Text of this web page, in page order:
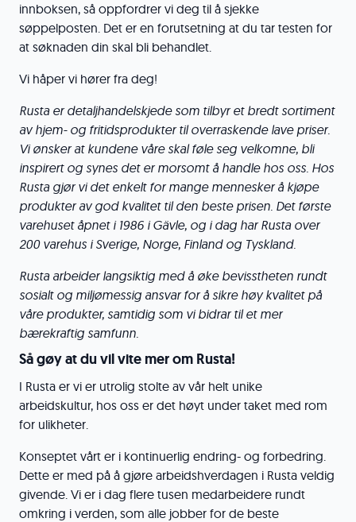
innboksen, så oppfordrer vi deg til å sjekke
søppelposten. Det er en forutsetning at du tar testen for
at søknaden din skal bli behandlet.
Vi håper vi hører fra deg!
Rusta er detaljhandelskjede som tilbyr et bredt sortiment
av hjem- og fritidsprodukter til overraskende lave priser.
Vi ønsker at kundene våre skal føle seg velkomne, bli
inspirert og synes det er morsomt å handle hos oss. Hos
Rusta gjør vi det enkelt for mange mennesker å kjøpe
produkter av god kvalitet til den beste prisen. Det første
varehuset åpnet i 1986 i Gävle, og i dag har Rusta over
200 varehus i Sverige, Norge, Finland og Tyskland.
Rusta arbeider langsiktig med å øke bevisstheten rundt
sosialt og miljømessig ansvar for å sikre høy kvalitet på
våre produkter, samtidig som vi bidrar til et mer
bærekraftig samfunn.
Så gøy at du vil vite mer om Rusta!
I Rusta er vi er utrolig stolte av vår helt unike
arbeidskultur, hos oss er det høyt under taket med rom
for ulikheter.
Konseptet vårt er i kontinuerlig endring- og forbedring.
Dette er med på å gjøre arbeidshverdagen i Rusta veldig
givende. Vi er i dag flere tusen medarbeidere rundt
omkring i verden, som alle jobber for de beste